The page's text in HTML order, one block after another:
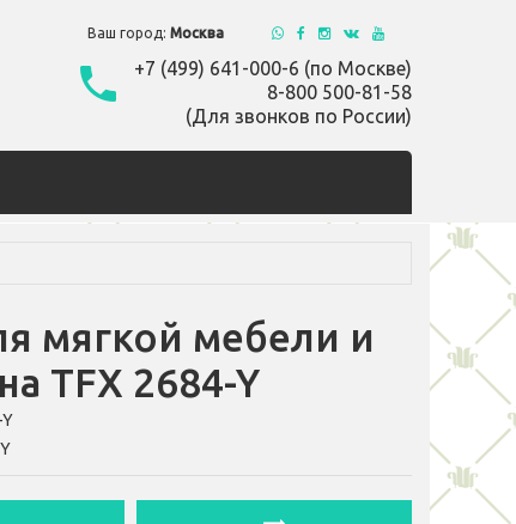
Ваш город: Москва
+7 (499) 641-000-6 (по Москве)
8-800 500-81-58
(Для звонков по России)
мягкой мебели и
TFX 2684-Y